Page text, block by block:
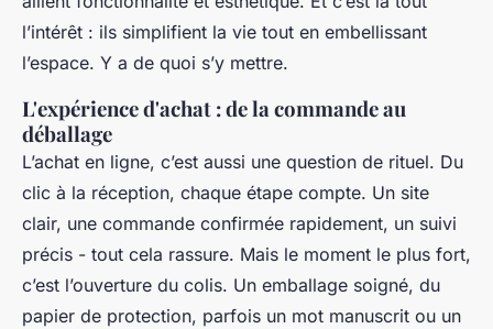
l’intérêt : ils simplifient la vie tout en embellissant
l’espace. Y a de quoi s’y mettre.
L'expérience d'achat : de la commande au
déballage
L’achat en ligne, c’est aussi une question de rituel. Du
clic à la réception, chaque étape compte. Un site
clair, une commande confirmée rapidement, un suivi
précis - tout cela rassure. Mais le moment le plus fort,
c’est l’ouverture du colis. Un emballage soigné, du
papier de protection, parfois un mot manuscrit ou un